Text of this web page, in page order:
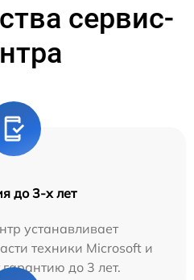
сервис-
до 3-х лет
устанавливает
техники Microsoft и
до 3 лет.